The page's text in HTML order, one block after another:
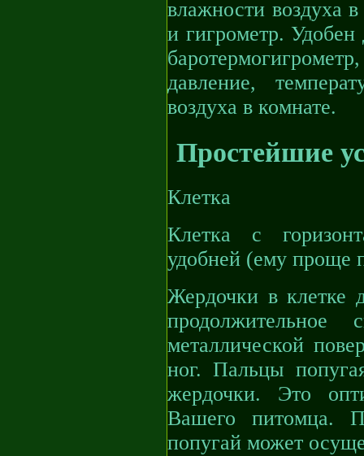
влажности воздуха
и гигрометр.
давление,
воздуха в комнате.
Простейшие
Клетка
Клетка с
удобней (ему проще
Жердочки в клетке
металлической
ног. Пальцы
жердочки. Это
Вашего питомца.
попугай может